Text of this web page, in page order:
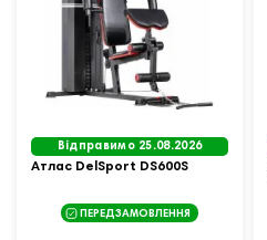
Відправимо 25.08.2026
Атлас DelSport DS600S
ПЕРЕДЗАМОВЛЕННЯ